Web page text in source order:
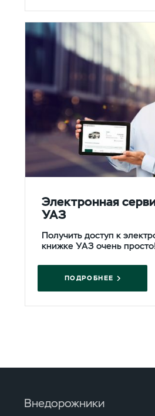
Электронная
УАЗ
Получить доступ к
книжке УАЗ очень
ПОДРОБНЕЕ
Внедорожники